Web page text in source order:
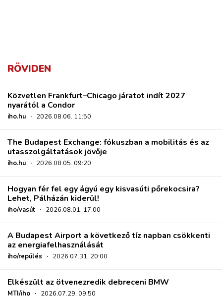
RÖVIDEN
Közvetlen Frankfurt–Chicago járatot indít 2027
nyarától a Condor
iho.hu · 2026.08.06. 11:50
The Budapest Exchange: fókuszban a mobilitás és az
utasszolgáltatások jövője
iho.hu · 2026.08.05. 09:20
Hogyan fér fel egy ágyú egy kisvasúti pőrekocsira?
Lehet, Pálházán kiderül!
iho/vasút · 2026.08.01. 17:00
A Budapest Airport a következő tíz napban csökkenti
az energiafelhasználását
iho/repülés · 2026.07.31. 20:00
Elkészült az ötvenezredik debreceni BMW
MTI/iho · 2026.07.29. 09:50